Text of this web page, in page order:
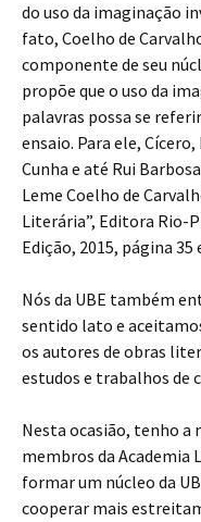
do uso da imaginação
fato, Coelho de
componente de seu
propõe que o uso da
palavras possa se
ensaio. Para ele, Cícero,
Cunha e até Rui
Leme Coelho de
Literária”, Editora Rio-
Edição, 2015, página 35
Nós da UBE também
sentido lato e
os autores de obras
estudos e trabalhos de
Nesta ocasião, tenho a
membros da Academia
formar um núcleo da
cooperar mais